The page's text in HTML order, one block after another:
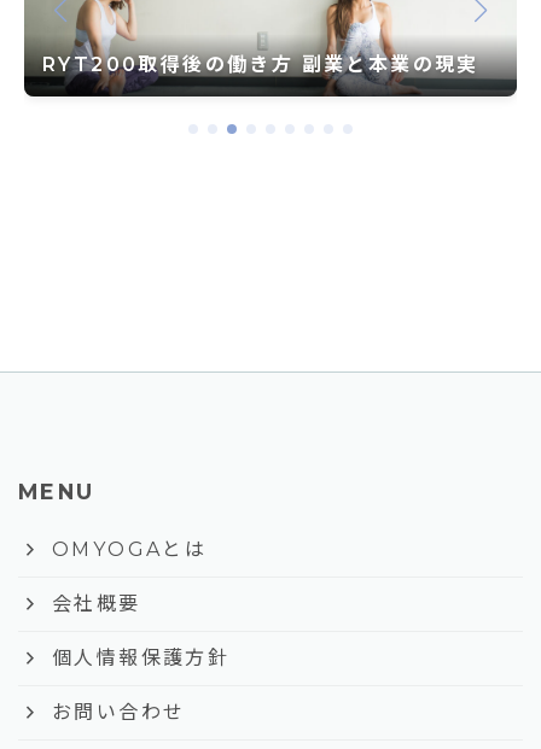
RYT200取得後の働き方 副業と本業の現実
MENU
keyboard_arrow_right OMYOGAとは
keyboard_arrow_right 会社概要
keyboard_arrow_right 個人情報保護方針
keyboard_arrow_right お問い合わせ